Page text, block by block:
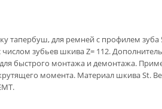
тапербуш, для ремней с профилем зуба
зубьев шкива Z= 112.
быстрого монтажа и демонтажа.
момента. Материал шкива St.